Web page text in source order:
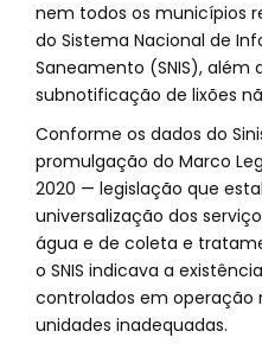
nem todos os municípios
do Sistema Nacional de
Saneamento (SNIS), além
subnotificação de lixões
Conforme os dados do
promulgação do Marco
2020 — legislação que
universalização dos
água e de coleta e
o SNIS indicava a
controlados em operação
unidades inadequadas.